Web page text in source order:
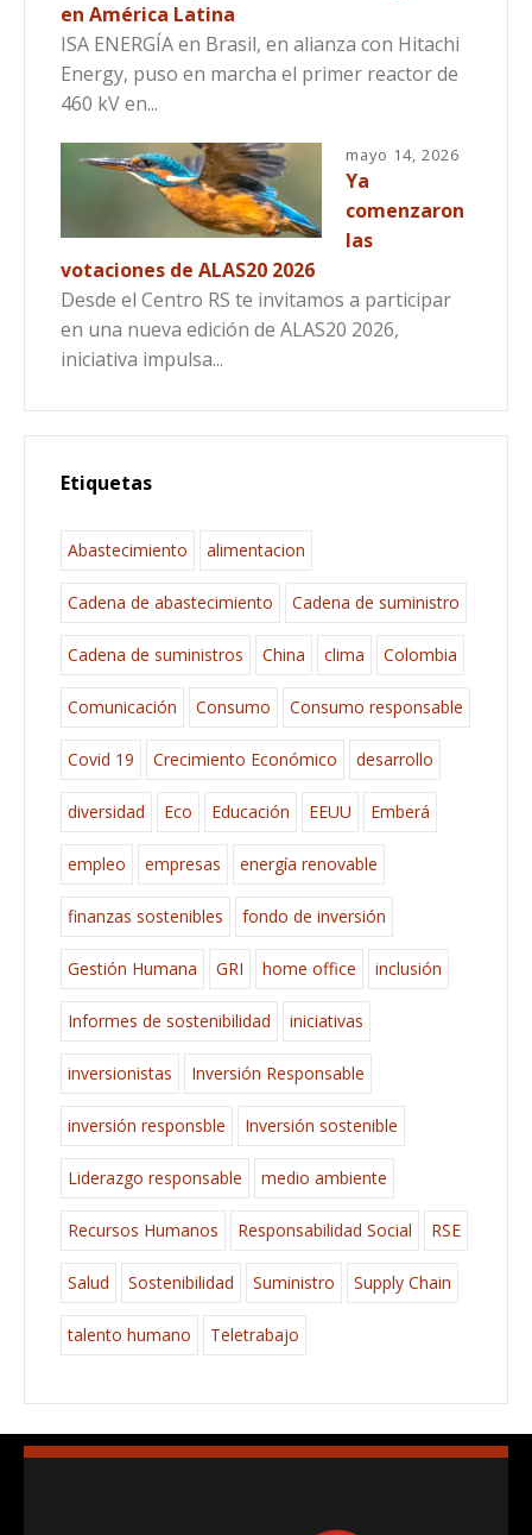
en América Latina
ISA ENERGÍA en Brasil, en alianza con Hitachi
Energy, puso en marcha el primer reactor de
460 kV en...
mayo 14, 2026
Ya
comenzaron
las
votaciones de ALAS20 2026
Desde el Centro RS te invitamos a participar
en una nueva edición de ALAS20 2026,
iniciativa impulsa...
Etiquetas
Abastecimiento alimentacion
Cadena de abastecimiento Cadena de suministro
Cadena de suministros China clima Colombia
Comunicación Consumo Consumo responsable
Covid 19 Crecimiento Económico desarrollo
diversidad Eco Educación EEUU Emberá
empleo empresas energía renovable
finanzas sostenibles fondo de inversión
Gestión Humana GRI home office inclusión
Informes de sostenibilidad iniciativas
inversionistas Inversión Responsable
inversión responsble Inversión sostenible
Liderazgo responsable medio ambiente
Recursos Humanos Responsabilidad Social RSE
Salud Sostenibilidad Suministro Supply Chain
talento humano Teletrabajo